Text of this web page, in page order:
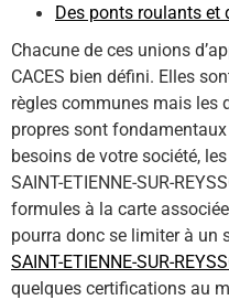
Des ponts roulants et
Chacune de ces unions
CACES bien défini. Elles
règles communes mais les
propres sont
besoins de votre société,
SAINT-ETIENNE-SUR-
formules à la carte
pourra donc se limiter à un
SAINT-ETIENNE-SUR-
quelques certifications au